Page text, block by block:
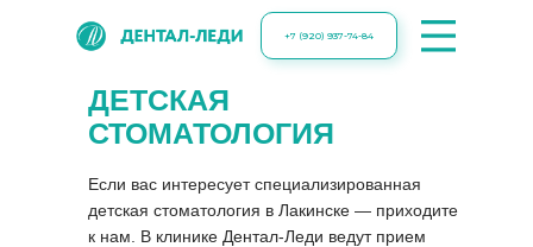
+7 (920) 937-74-84
ДЕТСКАЯ
СТОМАТОЛОГИЯ
Если вас интересует специализированная
детская стоматология в Лакинске — приходите
к нам. В клинике Дентал-Леди ведут прием